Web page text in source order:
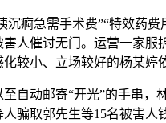
痾急需手术费”“特效药费
人催讨无门。运营一家
较小、立场较好的杨某婷
动邮寄“开光”的手串，林
骗取郭先生等15名被害人